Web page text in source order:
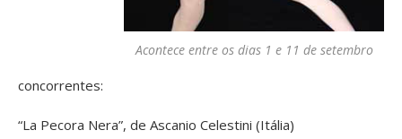
Acontece entre os dias 1 e 11 de setembro
concorrentes:
“La Pecora Nera”, de Ascanio Celestini (Itália)